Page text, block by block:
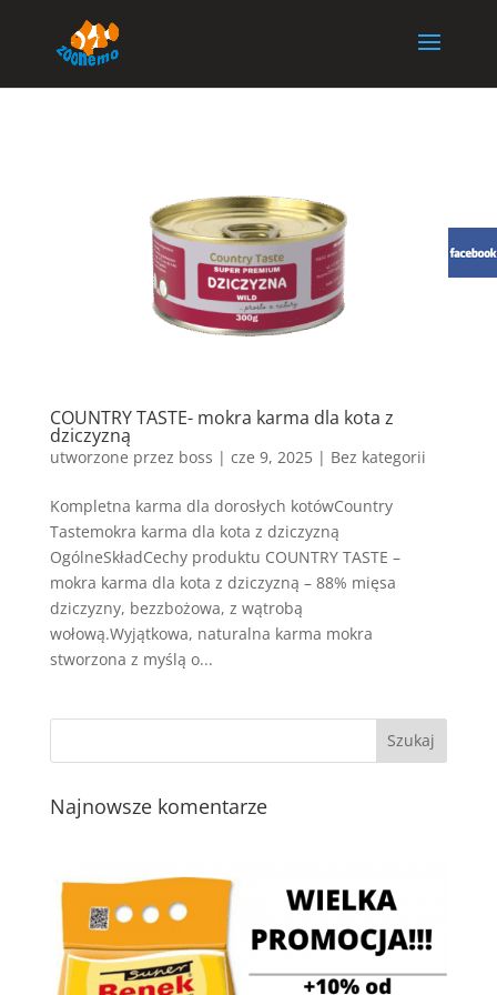
COUNTRY TASTE- mokra karma dla kota z
dziczyzną
utworzone przez boss | cze 9, 2025| Bez kategorii
Kompletna karma dla dorosłych kotówCountry
Tastemokra karma dla kota z dziczyzną
OgólneSkładCechy produktu COUNTRY TASTE –
mokra karma dla kota z dziczyzną – 88% mięsa
dziczyzny, bezzbożowa, z wątrobą
wołową.Wyjątkowa, naturalna karma mokra
stworzona z myślą o...
Najnowsze komentarze